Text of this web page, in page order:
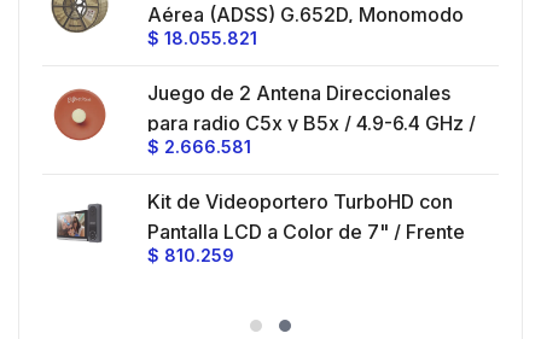
Aérea (ADSS) G.652D, Monomodo
de 24 Hilos, Exterior, Span 200,
$ 18.055.821
Juego de 2 Antena Direccionales
para radio C5x y B5x / 4.9-6.4 GHz /
Ganancia 27 dBi / Montaje incluido.
$ 2.666.581
Kit de Videoportero TurboHD con
Pantalla LCD a Color de 7" / Frente
de Calle para Exterior de
)130° de Visión (Gran Angular)
$ 810.259